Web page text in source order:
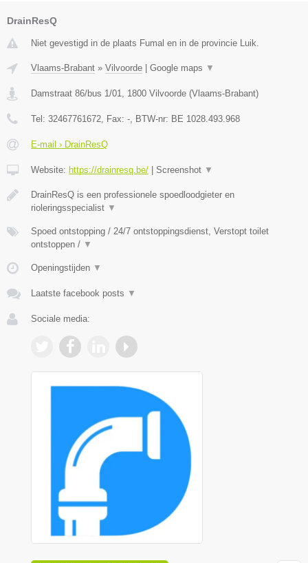
DrainResQ
Niet gevestigd in de plaats Fumal en in de provincie Luik.
Vlaams-Brabant » Vilvoorde | Google maps ▼
Damstraat 86/bus 1/01 1800 Vilvoorde (Vlaams-Brabant)
Tel: 32467761672 , Fax: - , BTW-nr: BE 1028.493.968
E-mail › DrainResQ
Website: https://drainresq.be/ | Screenshot ▼
DrainResQ is een professionele spoedloodgieter en
rioleringsspecialist ▼
Spoed ontstopping / 24/7 ontstoppingsdienst, Verstopt toilet
ontstoppen / ▼
Openingstijden ▼
Laatste facebook posts ▼
Sociale media: